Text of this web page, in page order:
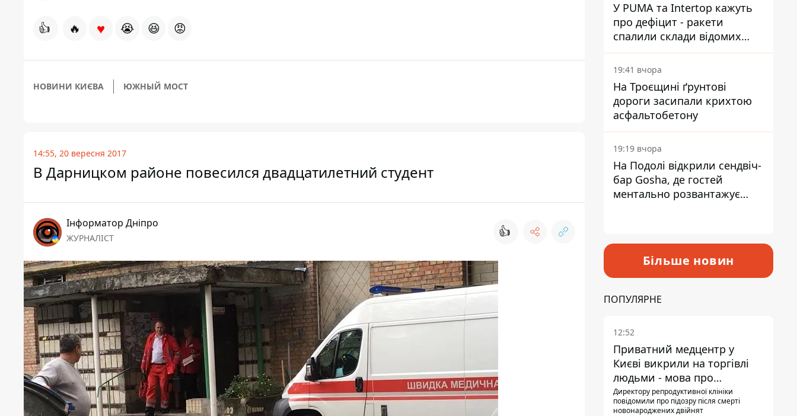
👍 🔥 ♥ 😭 😆 😡
НОВИНИ КИЄВА ЮЖНЫЙ МОСТ
14:55, 20 вересня 2017
В Дарницком районе повесился двадцатилетний студент
Інформатор Дніпро
ЖУРНАЛІСТ 👍
У PUMA та Intertop кажуть
про дефіцит - ракети
спалили склади відомих
брендів
19:41 вчора
На Троєщині ґрунтові
дороги засипали крихтою
асфальтобетону
19:19 вчора
На Подолі відкрили сендвіч-
бар Gosha, де гостей
ментально розвантажує
Більше новин
ПОПУЛЯРНЕ
12:52
Приватний медцентр у
Києві викрили на торгівлі
людьми - мова про
сурогатне материнство
Директору репродуктивної клініки
повідомили про підозру після смерті
новонароджених двійнят